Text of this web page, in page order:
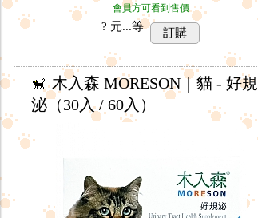
會員方可看到售價
? 元...等 訂購
木入森 MORESON｜貓 - 好規
泌（30入 / 60入）